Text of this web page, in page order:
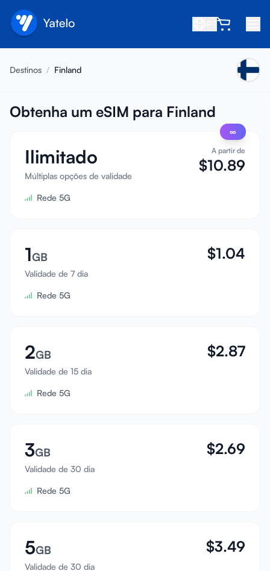
Sobre
Indique um amigo
Seja um afiliado
Central de ajuda
Compatibilidade de dispositivos
Entrar
Destinos / Finland
Obtenha um eSIM para Finland
∞
Ilimitado
Múltiplas opções de validade
A partir de
$10.89
Rede 5G
1GB
Validade de 7 dia
$1.04
Rede 5G
2GB
Validade de 15 dia
$2.87
Rede 5G
3GB
Validade de 30 dia
$2.69
Rede 5G
5GB
Validade de 30 dia
$3.49